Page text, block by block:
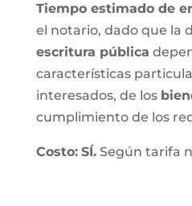
Tiempo estimado de
el notario, dado que la
escritura pública
características
interesados, de los
cumplimiento de los
Costo: SÍ.Según tarifa